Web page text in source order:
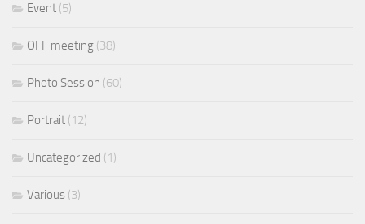
Event (5)
OFF meeting (38)
Photo Session (60)
Portrait (12)
Uncategorized (1)
Various (3)